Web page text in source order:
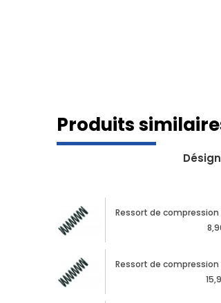
Produits
Ressort de compression
Ressort de compression